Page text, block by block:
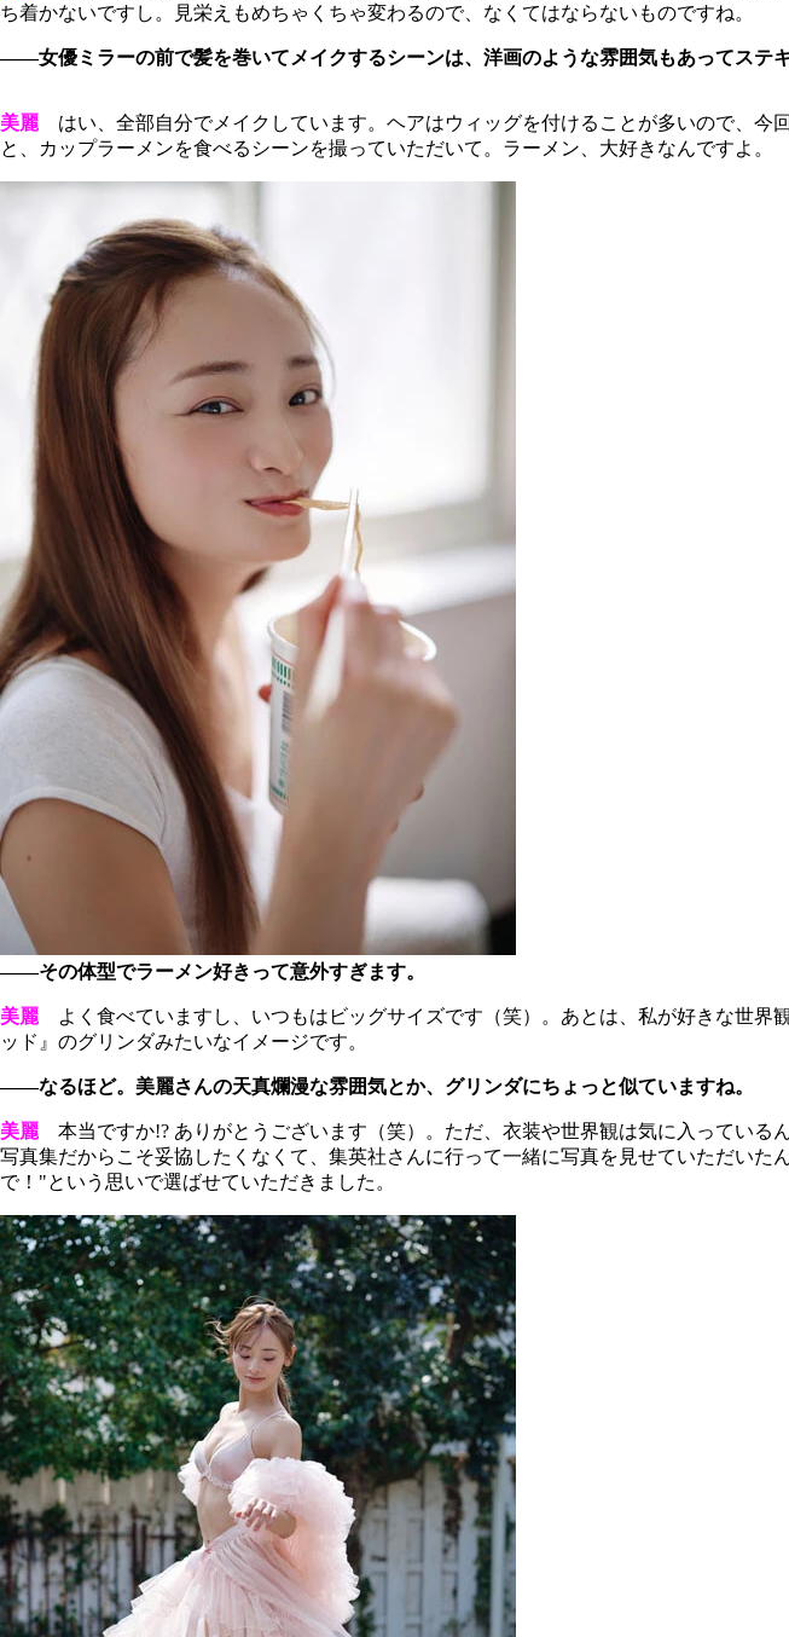
ち着かないですし。見栄えもめちゃくちゃ変わるので、なくてはならないものですね。
――女優ミラーの前で髪を巻いてメイクするシーンは、洋画のような雰囲気もあってステ
美麗 はい、全部自分でメイクしています。ヘアはウィッグを付けることが多いので、今
と、カップラーメンを食べるシーンを撮っていただいて。ラーメン、大好きなんですよ。
――その体型でラーメン好きって意外すぎます。
美麗 よく食べていますし、いつもはビッグサイズです（笑）。あとは、私が好きな世界
ッド』のグリンダみたいなイメージです。
――なるほど。美麗さんの天真爛漫な雰囲気とか、グリンダにちょっと似ていますね。
美麗 本当ですか!? ありがとうございます（笑）。ただ、衣装や世界観は気に入っている
写真集だからこそ妥協したくなくて、集英社さんに行って一緒に写真を見せていただい
で！"という思いで選ばせていただきました。